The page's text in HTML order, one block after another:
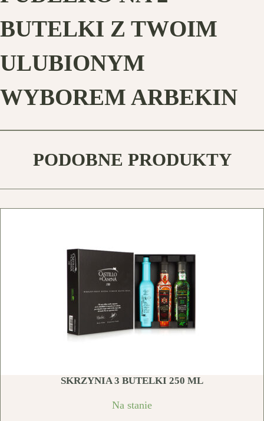
BUTELKI Z TWOIM
ULUBIONYM
WYBOREM ARBEKIN
PODOBNE PRODUKTY
SKRZYNIA 3 BUTELKI 250 ML
Na stanie